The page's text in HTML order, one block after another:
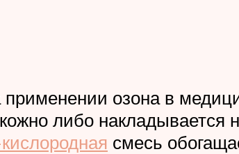
озона в
либо накладывается
смесь